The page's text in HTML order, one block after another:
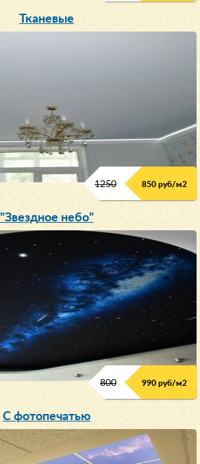
Тканевые
1250 850 руб/м2
"Звездное небо"
800 990 руб/м2
С фотопечатью